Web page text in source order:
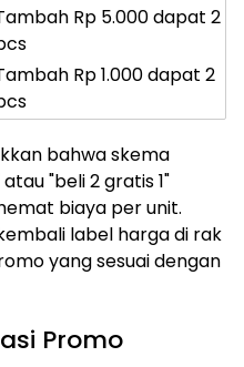
Rp 5.000 dapat 2
Rp 1.000 dapat 2
bahwa skema
"beli 2 gratis 1"
biaya per unit.
label harga di rak
yang sesuai dengan
Promo